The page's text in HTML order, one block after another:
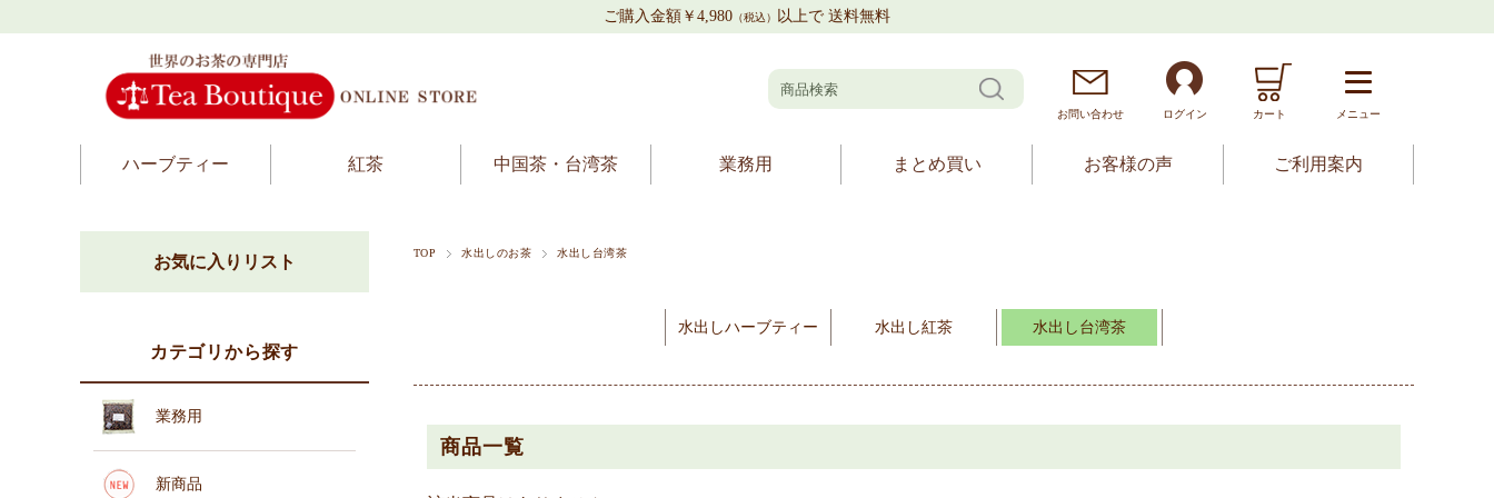
ご購入金額￥4,980 （税込） 以上で 送料無料
お問い合わせ ログイン カート メニュー
ハーブティー 紅茶 中国茶・台湾茶 業務用 まとめ買い お客様の声 ご利用案内
TOP 水出しのお茶 水出し台湾茶
水出しハーブティー 水出し紅茶 水出し台湾茶
商品一覧
お気に入りリスト
カテゴリから探す
業務用
新商品